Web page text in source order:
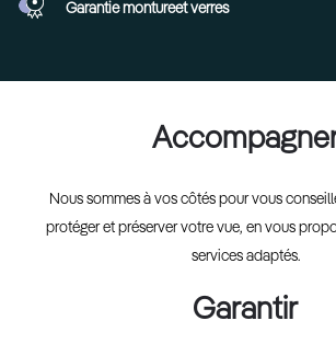
Garantie montureet verres
Nous sommes à vos côtés pour vous
protéger et préserver votre vue, en vous
services adaptés.
Garantir